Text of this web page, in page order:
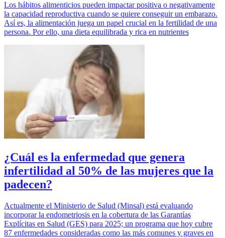
Los hábitos alimenticios pueden impactar positiva o negativamente
la capacidad reproductiva cuando se quiere conseguir un embarazo.
Así es, la alimentación juega un papel crucial en la fertilidad de una
persona. Por ello, una dieta equilibrada y rica en nutrientes
¿Cuál es la enfermedad que genera
infertilidad al 50% de las mujeres que la
padecen?
Actualmente el Ministerio de Salud (Minsal) está evaluando
incorporar la endometriosis en la cobertura de las Garantías
Explícitas en Salud (GES) para 2025; un programa que hoy cubre
87 enfermedades consideradas como las más comunes y graves en